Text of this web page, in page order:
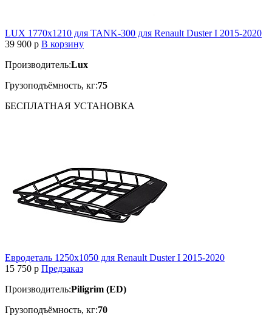
LUX 1770х1210 для TANK-300 для Renault Duster I 2015-2020
39 900 p В корзину
Производитель:Lux
Грузоподъёмность, кг:75
БЕСПЛАТНАЯ УСТАНОВКА
Евродеталь 1250x1050 для Renault Duster I 2015-2020
15 750 p Предзаказ
Производитель:Piligrim (ED)
Грузоподъёмность, кг:70